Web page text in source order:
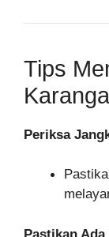
Tips
Periksa
Pastikan